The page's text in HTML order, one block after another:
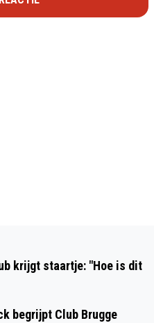
krijgt staartje: "Hoe is dit
begrijpt Club Brugge